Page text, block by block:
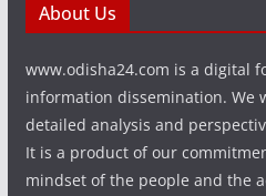
About Us
www.odisha24.com is a digital
information dissemination. We
detailed analysis and
It is a product of our
mindset of the people and the